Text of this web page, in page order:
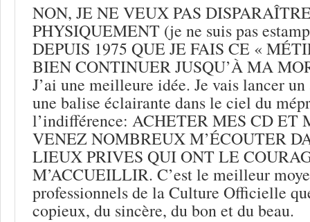
NON, JE NE VEUX PAS
PHYSIQUEMENT (je ne suis pas
DEPUIS 1975 QUE JE FAIS CE «
BIEN CONTINUER JUSQU’À MA
J’ai une meilleure idée. Je vais lancer
une balise éclairante dans le ciel du
l’indifférence: ACHETER MES CD ET
VENEZ NOMBREUX M’ÉCOUTER
LIEUX PRIVES QUI ONT LE
M’ACCUEILLIR. C’est le meilleur
professionnels de la Culture Officielle
copieux, du sincère, du bon et du beau.